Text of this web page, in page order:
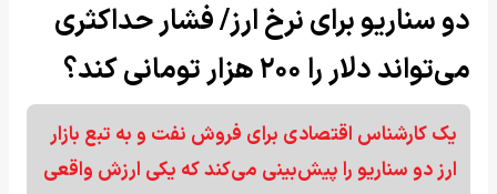
دو سناریو برای نرخ ارز/ فشار حداکثری
می‌تواند دلار را ۲۰۰ هزار تومانی کند؟
یک کارشناس اقتصادی برای فروش نفت و به تبع بازار
ارز دو سناریو را پیش‌بینی می‌کند که یکی ارزش واقعی